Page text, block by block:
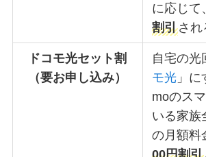
に応じて
割引され
ドコモ光セット割
（要お申し込み）
自宅の光
モ光 」
moのス
いる家族
の月額料
00円割引